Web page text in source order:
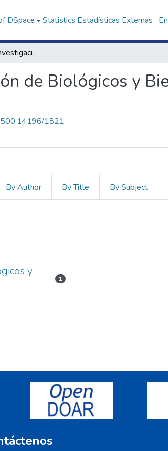
DSpace Statistics Estadísticas Externas
Subdirección de Investigación de Biológicos y Bienes de Importancia Estratégica
de Biológicos y
1821
By Author By Title By Subject
y
1